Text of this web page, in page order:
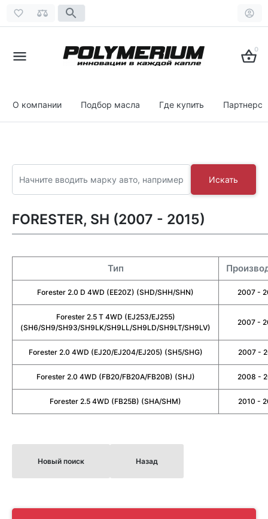
0
О компании Подбор масла Где купить
Искать
FORESTER, SH (2007 - 2015)
Тип
Forester 2.0 D 4WD (EE20Z) (SHD/SHH/SHN) 2007 -
Forester 2.5 T 4WD (EJ253/EJ255)
(SH6/SH9/SH93/SH9LK/SH9LL/SH9LD/SH9LT/SH9LV)
2007 -
Forester 2.0 4WD (EJ20/EJ204/EJ205) (SH5/SHG) 2007 -
Forester 2.0 4WD (FB20/FB20A/FB20B) (SHJ) 2008 -
Forester 2.5 4WD (FB25B) (SHA/SHM) 2010 -
Новый поиск Назад